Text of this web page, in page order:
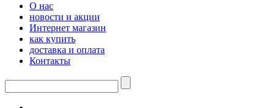
О нас
новости и акции
Интернет магазин
как купить
доставка и оплата
Контакты